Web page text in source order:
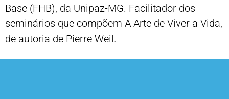
Base (FHB), da Unipaz-MG. Facilitador dos
seminários que compõem A Arte de Viver a Vida,
de autoria de Pierre Weil.